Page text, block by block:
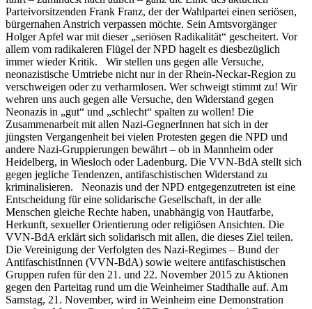
Parteivorsitzenden Frank Franz, der der Wahlpartei einen seriösen,
bürgernahen Anstrich verpassen möchte. Sein Amtsvorgänger
Holger Apfel war mit dieser „seriösen Radikalität“ gescheitert. Vor
allem vom radikaleren Flügel der NPD hagelt es diesbezüglich
immer wieder Kritik. Wir stellen uns gegen alle Versuche,
neonazistische Umtriebe nicht nur in der Rhein-Neckar-Region zu
verschweigen oder zu verharmlosen. Wer schweigt stimmt zu! Wir
wehren uns auch gegen alle Versuche, den Widerstand gegen
Neonazis in „gut“ und „schlecht“ spalten zu wollen! Die
Zusammenarbeit mit allen Nazi-GegnerInnen hat sich in der
jüngsten Vergangenheit bei vielen Protesten gegen die NPD und
andere Nazi-Gruppierungen bewährt – ob in Mannheim oder
Heidelberg, in Wiesloch oder Ladenburg. Die VVN-BdA stellt sich
gegen jegliche Tendenzen, antifaschistischen Widerstand zu
kriminalisieren. Neonazis und der NPD entgegenzutreten ist eine
Entscheidung für eine solidarische Gesellschaft, in der alle
Menschen gleiche Rechte haben, unabhängig von Hautfarbe,
Herkunft, sexueller Orientierung oder religiösen Ansichten. Die
VVN-BdA erklärt sich solidarisch mit allen, die dieses Ziel teilen.
Die Vereinigung der Verfolgten des Nazi-Regimes – Bund der
AntifaschistInnen (VVN-BdA) sowie weitere antifaschistischen
Gruppen rufen für den 21. und 22. November 2015 zu Aktionen
gegen den Parteitag rund um die Weinheimer Stadthalle auf. Am
Samstag, 21. November, wird in Weinheim eine Demonstration